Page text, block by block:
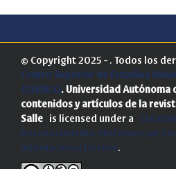
© Copyright 2025 - . Todos los
Centro Superior de Estudios
(CSEULS). Universidad Autónoma
contenidos y artículos de la
Salle is licensed under a
Reconocimiento-NoComercial-
Internacional License.